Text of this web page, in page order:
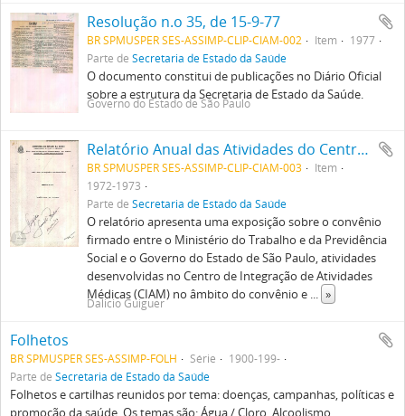
Resolução n.o 35, de 15-9-77
BR SPMUSPER SES-ASSIMP-CLIP-CIAM-002 Item
1977
Parte deSecretaria de Estado da Saúde
O documento constitui de publicações no Diário Oficial
sobre a estrutura da Secretaria de Estado da Saúde.
Governo do Estado de São Paulo
Relatório Anual das Atividades do Centro de Integração de Atividades Médicas (CIAM)
BR SPMUSPER SES-ASSIMP-CLIP-CIAM-003
Item
1972-1973
Parte deSecretaria de Estado da Saúde
O relatório apresenta uma exposição sobre o convênio
firmado entre o Ministério do Trabalho e da Previdência
Social e o Governo do Estado de São Paulo, atividades
desenvolvidas no Centro de Integração de Atividades
Médicas (CIAM) no âmbito do convênio e ... »
Dalicio Guiguer
Folhetos
BR SPMUSPER SES-ASSIMP-FOLH Série
1900-199-
Parte de Secretaria de Estado da Saúde
Folhetos e cartilhas reunidos por tema: doenças, campanhas, políticas e
promoção da saúde. Os temas são: Água / Cloro, Alcoolismo,